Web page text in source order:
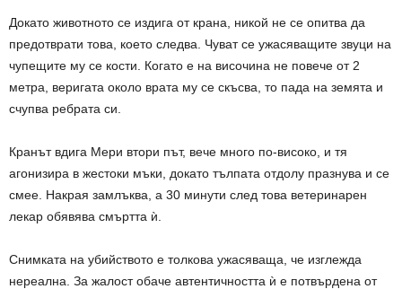
Докато животното се издига от крана, никой не се опитва да
предотврати това, което следва. Чуват се ужасяващите звуци на
чупещите му се кости. Когато е на височина не повече от 2
метра, веригата около врата му се скъсва, то пада на земята и
счупва ребрата си.
Кранът вдига Мери втори път, вече много по-високо, и тя
агонизира в жестоки мъки, докато тълпата отдолу празнува и се
смее. Накрая замлъква, а 30 минути след това ветеринарен
лекар обявява смъртта ѝ
Снимката на убийството е толкова ужасяваща, че изглежда
нереална. За жалост обаче автентичността ѝ е потвърдена от